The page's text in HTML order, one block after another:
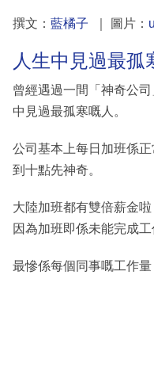
撰文： 藍橘子 ｜ 圖片：
人生中見過最孤
曾經遇過一間「神奇公
中見過最孤寒嘅人。
公司基本上每日加班係
到十點先神奇。
大陸加班都有雙倍薪金
因為加班即係未能完成
最慘係每個同事嘅工作